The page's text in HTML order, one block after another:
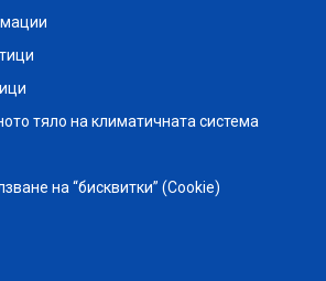
тяло на климатичната система
на “бисквитки” (Cookie)